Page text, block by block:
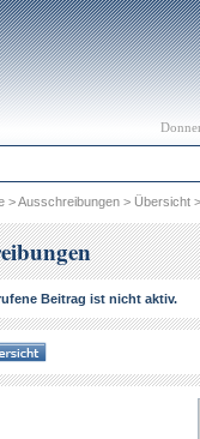
>Ausschreibungen > Übersicht
Beitrag ist nicht aktiv.